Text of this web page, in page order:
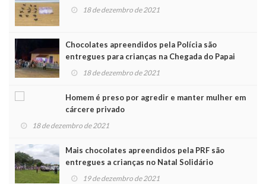
18 de dezembro de 2021
Chocolates apreendidos pela Polícia são
entregues para crianças na Chegada do Papai
Noel 18 de dezembro de 2021
Homem é preso por agredir e manter mulher em
cárcere privado
18 de dezembro de 2021
Mais chocolates apreendidos pela PRF são
entregues a crianças no Natal Solidário
19 de dezembro de 2021